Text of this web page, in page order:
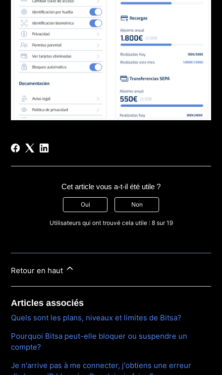
Cet article vous a-t-il été utile ?
Oui Non
Utilisateurs qui ont trouvé cela utile : 8 sur 19
Retour en haut
Articles associés
Quels sont les plans, niveaux et limites de Bitsa?
Pourquoi Bitsa peut-elle bloquer ou suspendre un
compte?
Je n'arrive pas à me connecter, j'obtiens une erreur